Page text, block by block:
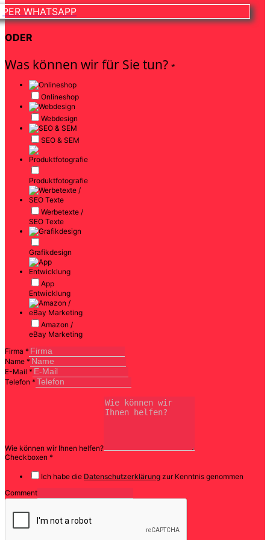
PER WHATSAPP
ODER
Was können wir für Sie tun? *
Onlineshop
Webdesign
SEO & SEM
Produktfotografie
Werbetexte /
SEO Texte
Grafikdesign
App
Entwicklung
Amazon /
eBay Marketing
Firma *
Name *
E-Mail *
Telefon *
Wie können wir Ihnen helfen?
Checkboxen *
Ich habe die Datenschutzerklärung zur Kenntnis genommen
Comment